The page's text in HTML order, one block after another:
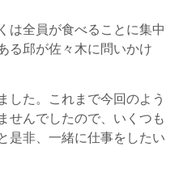
は全員が食べることに集中
る邱が佐々木に問いかけ
た。これまで今回のよう
せんでしたので、いくつも
是非、一緒に仕事をしたい